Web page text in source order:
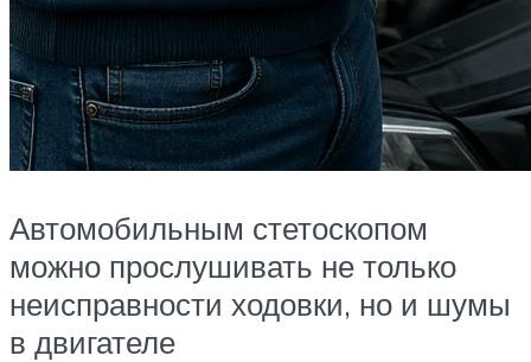
Автомобильным стетоскопом
можно прослушивать не только
неисправности ходовки, но и шумы
в двигателе